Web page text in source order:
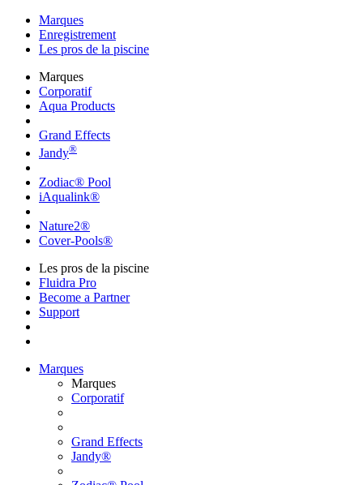
Marques
Enregistrement
Les pros de la piscine
Marques
Corporatif
Aqua Products
Grand Effects
Jandy®
Zodiac® Pool
iAqualink®
Nature2®
Cover-Pools®
Les pros de la piscine
Fluidra Pro
Become a Partner
Support
Marques
Marques
Corporatif
Grand Effects
Jandy®